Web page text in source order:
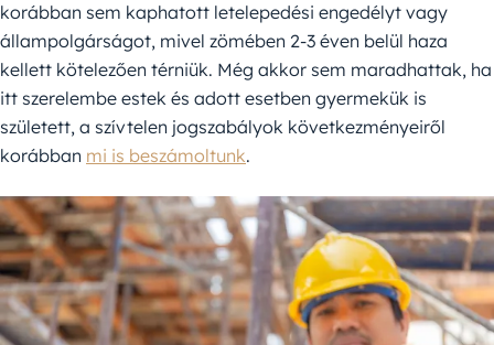
korábban sem kaphatott letelepedési engedélyt vagy
állampolgárságot, mivel zömében 2-3 éven belül haza
kellett kötelezően térniük. Még akkor sem maradhattak, ha
itt szerelembe estek és adott esetben gyermekük is
született, a szívtelen jogszabályok következményeiről
korábban mi is beszámoltunk.